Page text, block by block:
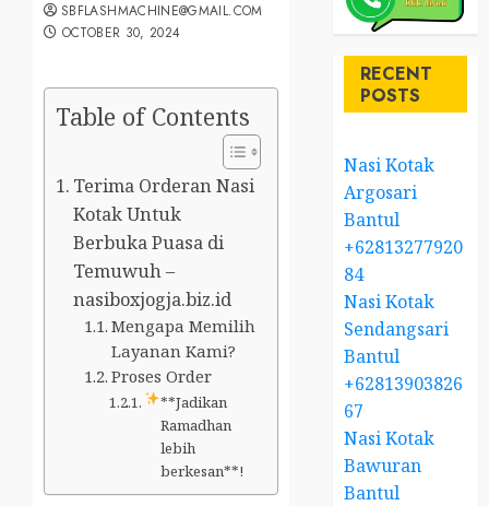
SBFLASHMACHINE@GMAIL.COM
OCTOBER 30, 2024
Table of Contents
Terima Orderan Nasi
Kotak Untuk
Berbuka Puasa di
Temuwuh –
nasiboxjogja.biz.id
Mengapa Memilih
Layanan Kami?
Proses Order
**Jadikan
Ramadhan
lebih
berkesan**!
RECENT
POSTS
Nasi Kotak
Argosari
Bantul
+62813277920
84
Nasi Kotak
Sendangsari
Bantul
+62813903826
67
Nasi Kotak
Bawuran
Bantul